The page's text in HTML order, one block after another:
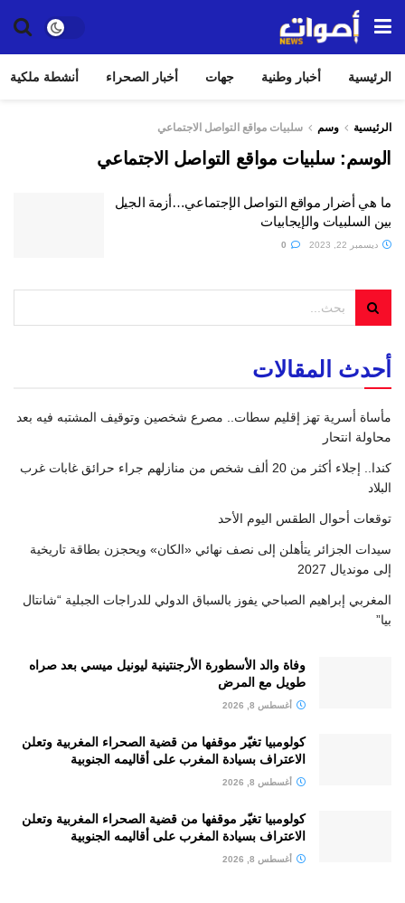
الرئيسية أخبار وطنية جهات أخبار الصحراء أنشطة ملكية
الرئيسية وسم سلبيات مواقع التواصل الاجتماعي
الوسم: سلبيات مواقع التواصل الاجتماعي
ما هي أضرار مواقع التواصل الإجتماعي…أزمة الجيل
بين السلبيات والإيجابيات
ديسمبر 22, 2023
أحدث المقالات
مأساة أسرية تهز إقليم سطات.. مصرع شخصين وتوقيف المشتبه فيه بعد
محاولة انتحار
كندا.. إجلاء أكثر من 20 ألف شخص من منازلهم جراء حرائق غابات غرب
البلاد
توقعات أحوال الطقس اليوم الأحد
سيدات الجزائر يتأهلن إلى نصف نهائي «الكان» ويحجزن بطاقة تاريخية
إلى مونديال 2027
المغربي إبراهيم الصباحي يفوز بالسباق الدولي للدراجات الجبلية “شانتال
بيا”
وفاة والد الأسطورة الأرجنتينية ليونيل ميسي بعد صراه
طويل مع المرض
أغسطس 8, 2026
كولومبيا تغيّر موقفها من قضية الصحراء المغربية وتعلن
الاعتراف بسيادة المغرب على أقاليمه الجنوبية
أغسطس 8, 2026
كولومبيا تغيّر موقفها من قضية الصحراء المغربية وتعلن
الاعتراف بسيادة المغرب على أقاليمه الجنوبية
أغسطس 8, 2026